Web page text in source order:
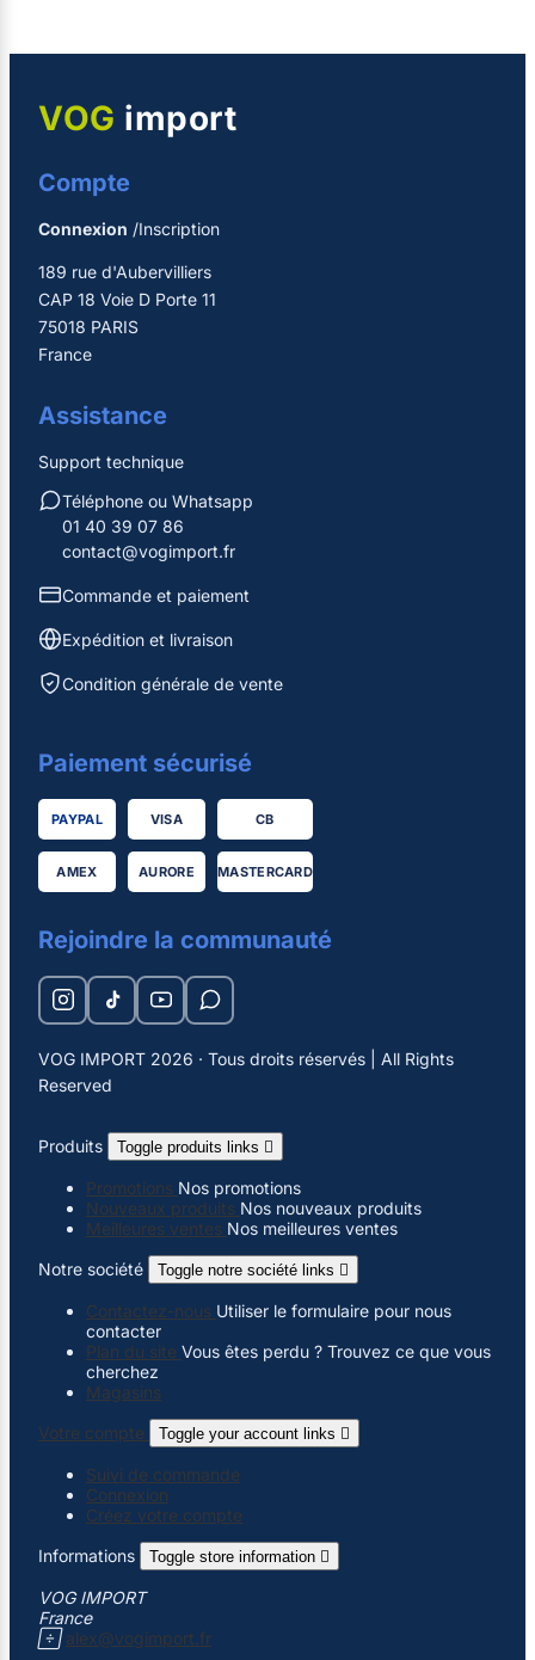
VOG import
Compte
Connexion /Inscription
189 rue d'Aubervilliers
CAP 18 Voie D Porte 11
75018 PARIS
France
Assistance
Support technique
Téléphone ou Whatsapp
01 40 39 07 86
contact@vogimport.fr
Commande et paiement
Expédition et livraison
Condition générale de vente
Paiement sécurisé
PAYPAL VISA CB
AMEX AURORE MASTERCARD
Rejoindre la communauté
VOG IMPORT 2026 · Tous droits réservés | All Rights
Reserved
Produits Toggle produits links 
Promotions Nos promotions
Nouveaux produits Nos nouveaux produits
Meilleures ventes Nos meilleures ventes
Notre société
Toggle notre société links 
Contactez-nous Utiliser le formulaire pour nous
contacter
Plan du site Vous êtes perdu ? Trouvez ce que vous
cherchez
Magasins
Votre compte
Toggle your account links 
Suivi de commande
Connexion
Créez votre compte
Informations
Toggle store information 
VOG IMPORT
France
 alex@vogimport.fr